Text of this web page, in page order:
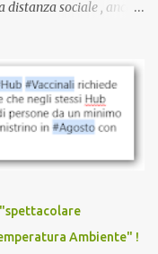
distanza sociale , anche
di ricompense,
mai visto
fatto. Se non sei stato
farti sentire una
vaccino che minacci le
il lavoro o la
permettesse a un
Dopo tutti i vaccini
"spettacolare
Ambiente" !